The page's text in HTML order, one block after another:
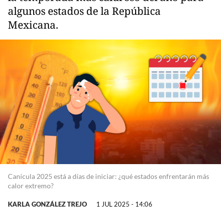
algunos estados de la República
Mexicana.
Canícula 2025 está a días de iniciar: ¿qué estados enfrentarán más
calor extremo?
KARLA GONZÁLEZ TREJO 1 JUL 2025 - 14:06